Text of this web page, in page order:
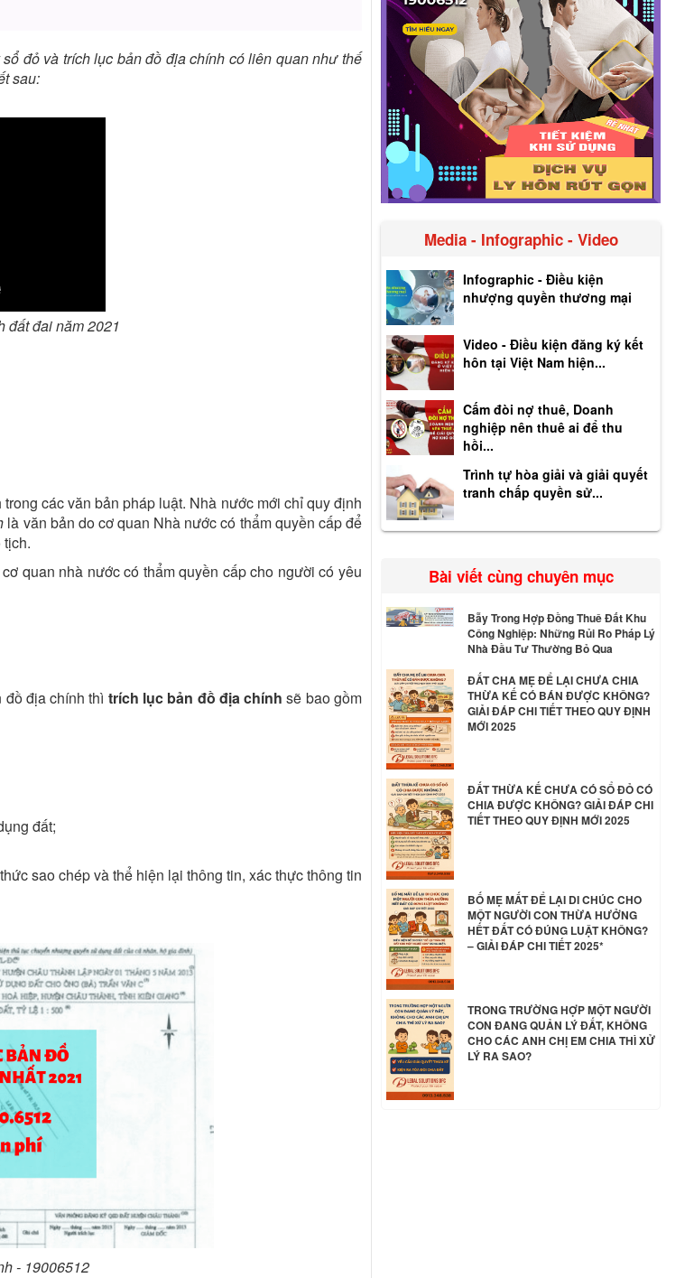
đỏ và trích lục bản đồ địa chính có liên quan như thế
sau:
đất đai năm 2021
các văn bản pháp luật. Nhà nước mới chỉ quy định
là văn bản do cơ quan Nhà nước có thẩm quyền cấp để
quan nhà nước có thẩm quyền cấp cho người có yêu
địa chính thì trích lục bản đồ địa chính sẽ bao gồm
đất;
sao chép và thể hiện lại thông tin, xác thực thông tin
- 19006512
Media - Infographic - Video
Infographic - Điều kiện
nhượng quyền thương mại
Video - Điều kiện đăng ký kết
hôn tại Việt Nam hiện...
Cấm đòi nợ thuê, Doanh
nghiệp nên thuê ai để thu
hồi...
Trình tự hòa giải và giải quyết
tranh chấp quyền sử...
Bài viết cùng chuyên mục
Bẫy Trong Hợp Đồng Thuê Đất Khu
Công Nghiệp: Những Rủi Ro Pháp Lý
Nhà Đầu Tư Thường Bỏ Qua
ĐẤT CHA MẸ ĐỂ LẠI CHƯA CHIA
THỪA KẾ CÓ BÁN ĐƯỢC KHÔNG?
GIẢI ĐÁP CHI TIẾT THEO QUY ĐỊNH
MỚI 2025
ĐẤT THỪA KẾ CHƯA CÓ SỔ ĐỎ CÓ
CHIA ĐƯỢC KHÔNG? GIẢI ĐÁP CHI
TIẾT THEO QUY ĐỊNH MỚI 2025
BỐ MẸ MẤT ĐỂ LẠI DI CHÚC CHO
MỘT NGƯỜI CON THỪA HƯỞNG
HẾT ĐẤT CÓ ĐÚNG LUẬT KHÔNG?
– GIẢI ĐÁP CHI TIẾT 2025*
TRONG TRƯỜNG HỢP MỘT NGƯỜI
CON ĐANG QUẢN LÝ ĐẤT, KHÔNG
CHO CÁC ANH CHỊ EM CHIA THÌ XỬ
LÝ RA SAO?